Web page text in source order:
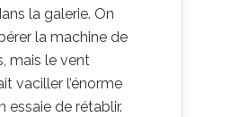
la galerie. On
la machine de
mais le vent
vaciller l’énorme
essaie de rétablir.